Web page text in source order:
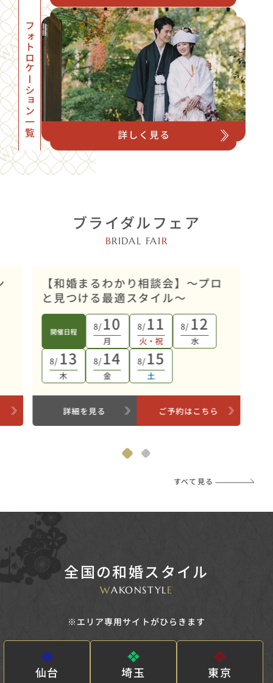
フォトロケーション一覧
ブライダルフェア
BRIDAL FAI R
【和婚まるわかり相談会】～プロ
と見つける最適スタイル～
開催日程 8/10
月
8/11
火・祝
8/ 12
水
8/ 13
木
8/14
金
8/15
土
詳細を見る ご予約はこちら
すべて見る
全国の和婚スタイル
WAKONSTYLE
※エリア専用サイトがひらきます
仙台 埼玉 東京